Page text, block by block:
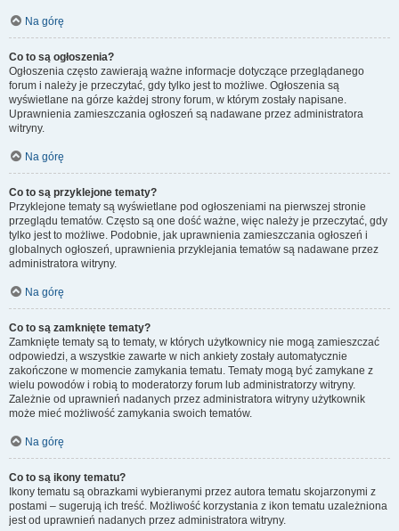
Na górę
Co to są ogłoszenia?
Ogłoszenia często zawierają ważne informacje dotyczące przeglądanego
forum i należy je przeczytać, gdy tylko jest to możliwe. Ogłoszenia są
wyświetlane na górze każdej strony forum, w którym zostały napisane.
Uprawnienia zamieszczania ogłoszeń są nadawane przez administratora
witryny.
Na górę
Co to są przyklejone tematy?
Przyklejone tematy są wyświetlane pod ogłoszeniami na pierwszej stronie
przeglądu tematów. Często są one dość ważne, więc należy je przeczytać, gdy
tylko jest to możliwe. Podobnie, jak uprawnienia zamieszczania ogłoszeń i
globalnych ogłoszeń, uprawnienia przyklejania tematów są nadawane przez
administratora witryny.
Na górę
Co to są zamknięte tematy?
Zamknięte tematy są to tematy, w których użytkownicy nie mogą zamieszczać
odpowiedzi, a wszystkie zawarte w nich ankiety zostały automatycznie
zakończone w momencie zamykania tematu. Tematy mogą być zamykane z
wielu powodów i robią to moderatorzy forum lub administratorzy witryny.
Zależnie od uprawnień nadanych przez administratora witryny użytkownik
może mieć możliwość zamykania swoich tematów.
Na górę
Co to są ikony tematu?
Ikony tematu są obrazkami wybieranymi przez autora tematu skojarzonymi z
postami – sugerują ich treść. Możliwość korzystania z ikon tematu uzależniona
jest od uprawnień nadanych przez administratora witryny.